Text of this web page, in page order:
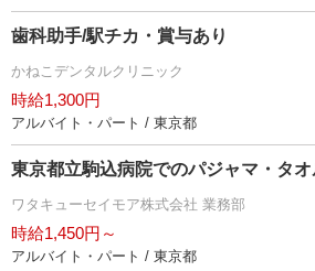
歯科助手/駅チカ・賞与あり
かねこデンタルクリニック
時給1,300円
アルバイト・パート / 東京都
東京都立駒込病院でのパジャマ・タ
ワタキューセイモア株式会社 業務部
時給1,450円～
アルバイト・パート / 東京都